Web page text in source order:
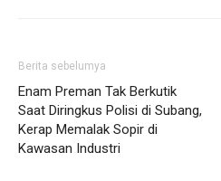
Berita sebelumya
Enam Preman Tak Berkutik
Saat Diringkus Polisi di Subang,
Kerap Memalak Sopir di
Kawasan Industri